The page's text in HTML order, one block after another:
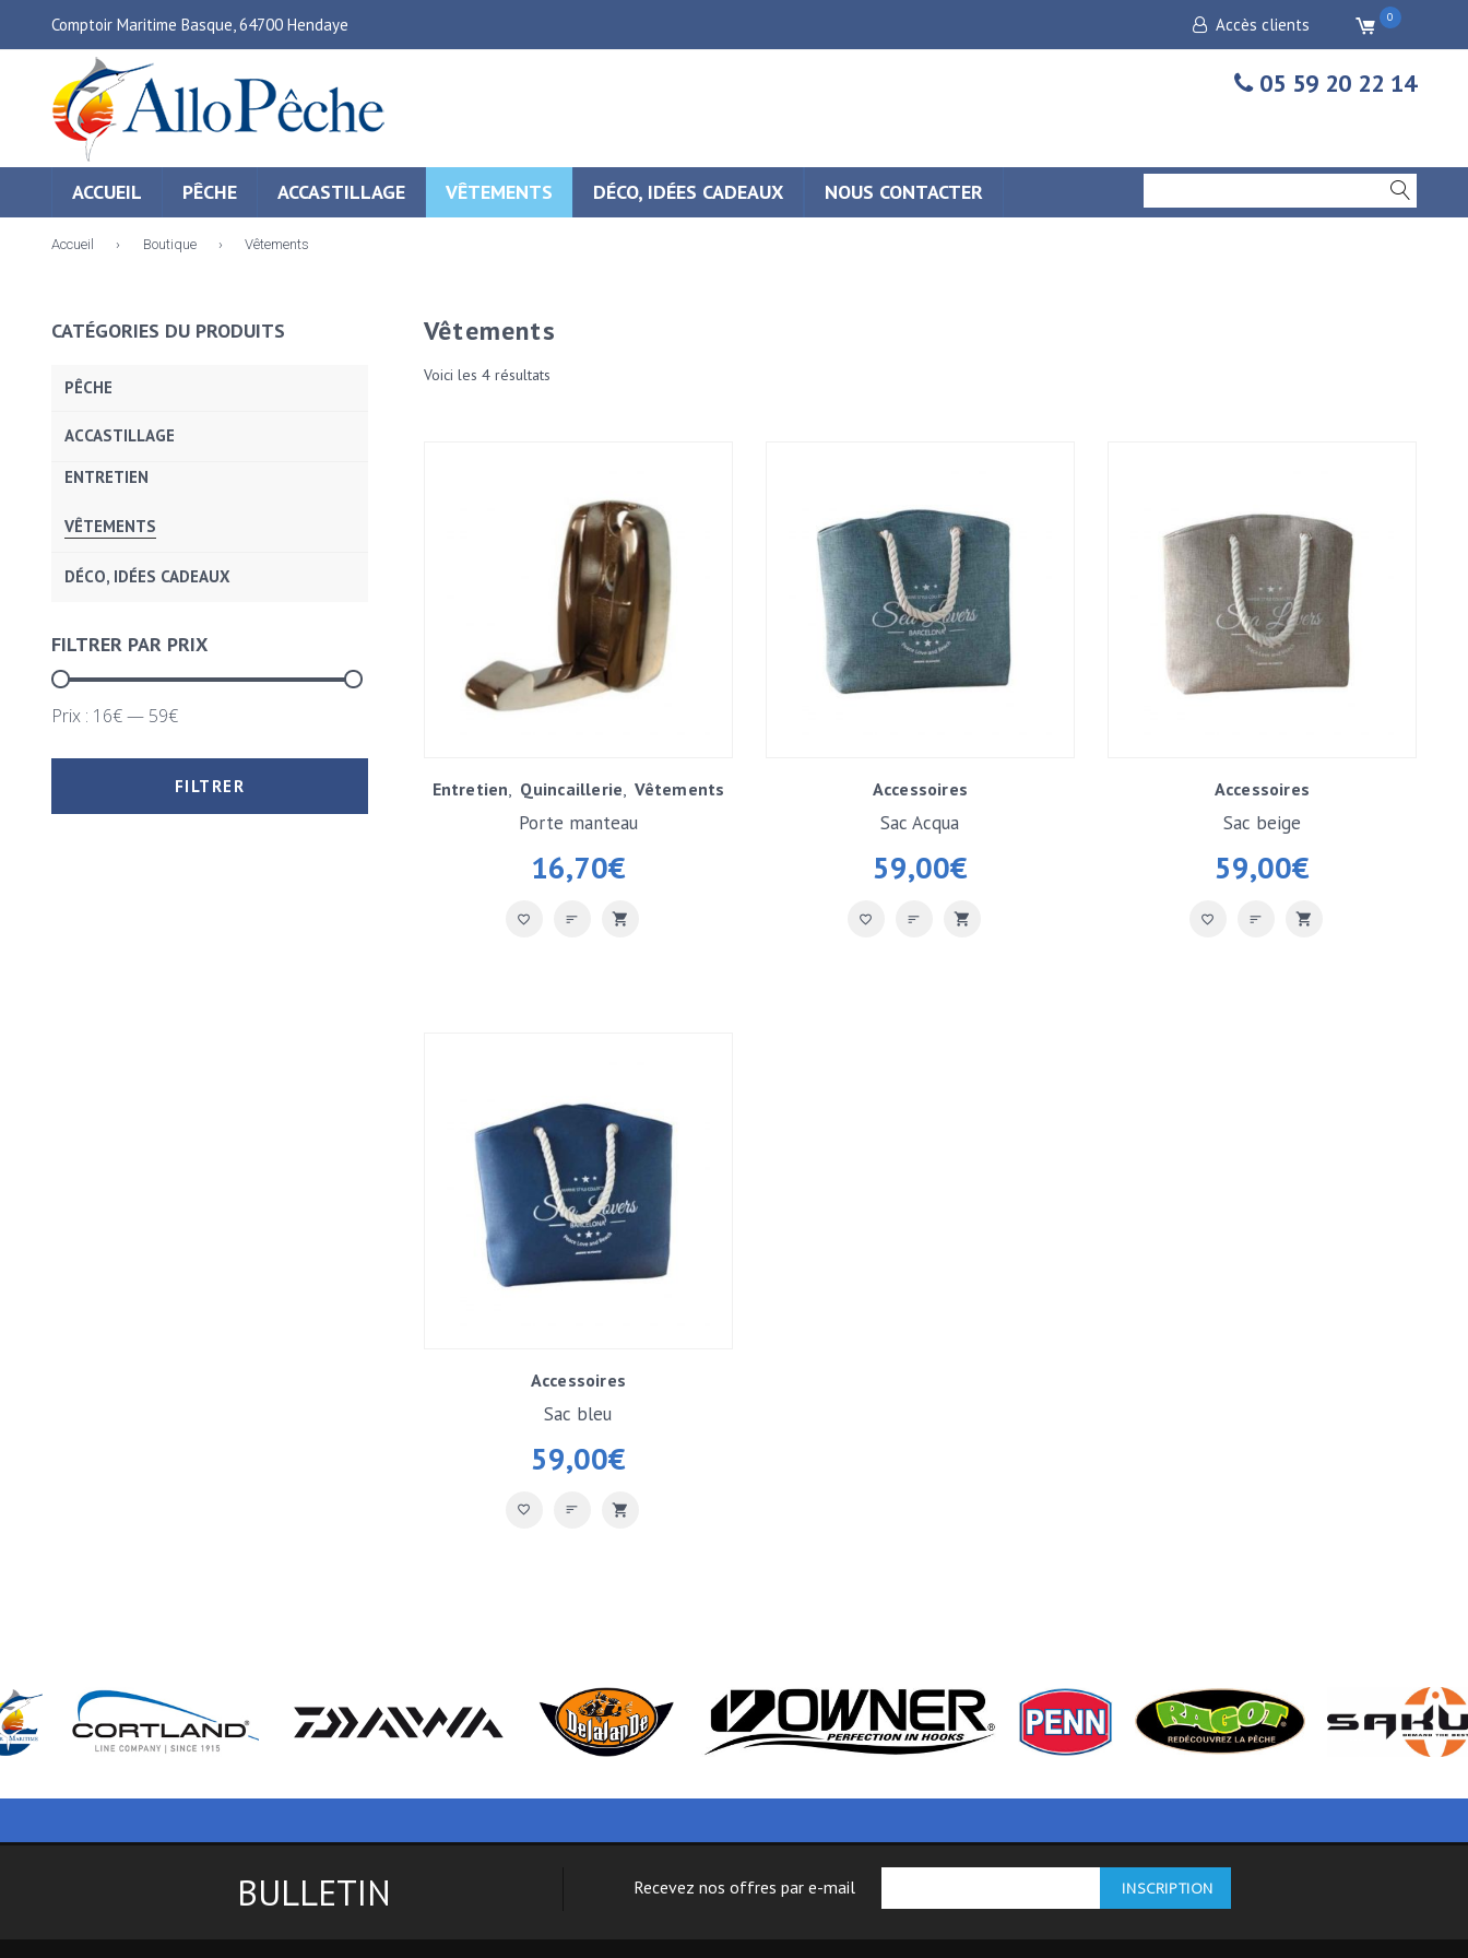
Comptoir Maritime Basque, 64700 Hendaye Accès clients 0
05 59 20 22 14
ACCUEIL PÊCHE ACCASTILLAGE VÊTEMENTS DÉCO, IDÉES CADEAUX NOUS CONTACTER
Accueil › Boutique › Vêtements
Vêtements
Voici les 4 résultats
Entretien Quincaillerie Vêtements
16,70€
Porte manteau
Accessoires
59,00€
Sac Acqua
Accessoires
59,00€
Sac beige
Accessoires
59,00€
Sac bleu
CATÉGORIES DU PRODUITS
PÊCHE
ACCASTILLAGE
ENTRETIEN
VÊTEMENTS
DÉCO, IDÉES CADEAUX
FILTRER PAR PRIX
FILTRER
Prix : 16€— 59€
BULLETIN Recevez nos offres par e-mail